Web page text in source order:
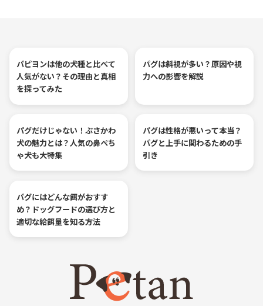
パピヨンは他の犬種と比べて
人気がない？その理由と真相
を探ってみた
パグは斜視が多い？原因や視
力への影響を解説
パグだけじゃない！ぶさかわ
犬の魅力とは？人気の鼻ぺち
ゃ犬も大特集
パグは性格が悪いって本当？
パグと上手に関わるための手
引き
パグにはどんな餌がおすす
め？ドッグフードの選び方と
適切な給餌量を知る方法